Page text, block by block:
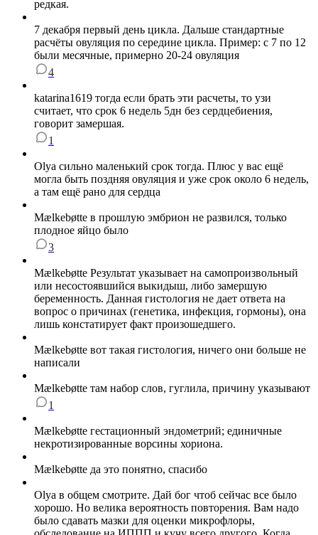
редкая.
7 декабря первый день цикла. Дальше стандартные
расчёты овуляция по середине цикла. Пример: с 7 по 12
были месячные, примерно 20-24 овуляция
4
katarina1619 тогда если брать эти расчеты, то узи
считает, что срок 6 недель 5дн без сердцебиения,
говорит замершая.
1
Olya сильно маленький срок тогда. Плюс у вас ещё
могла быть поздняя овуляция и уже срок около 6 недель,
а там ещё рано для сердца
Мælkebøtte в прошлую эмбрион не развился, только
плодное яйцо было
3
Мælkebøtte Результат указывает на самопроизвольный
или несостоявшийся выкидыш, либо замершую
беременность. Данная гистология не дает ответа на
вопрос о причинах (генетика, инфекция, гормоны), она
лишь констатирует факт произошедшего.
Мælkebøtte вот такая гистология, ничего они больше не
написали
Мælkebøtte там набор слов, гуглила, причину указывают
1
Мælkebøtte гестационный эндометрий; единичные
некротизированные ворсины хориона.
Мælkebøtte да это понятно, спасибо
Olya в общем смотрите. Дай бог чтоб сейчас все было
хорошо. Но велика вероятность повторения. Вам надо
было сдавать мазки для оценки микрофлоры,